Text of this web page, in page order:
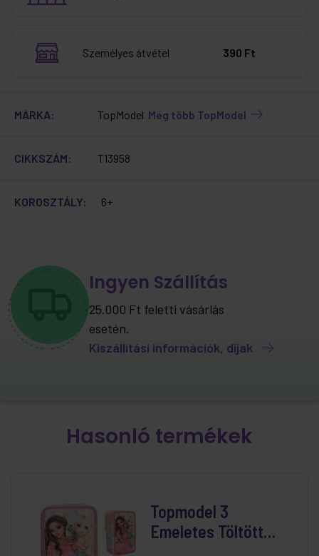
Személyes átvétel 390 Ft
MÁRKA: TopModel Még több TopModel
CIKKSZÁM: T13958
KOROSZTÁLY: 6+
Ingyen Szállítás
25.000 Ft feletti vásárlás
esetén.
Kiszállítási információk, díjak
Hasonló termékek
Topmodel 3
Emeletes Töltött